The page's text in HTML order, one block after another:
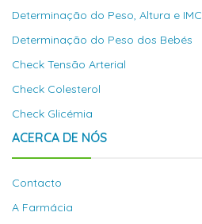
Determinação do Peso, Altura e IMC
Determinação do Peso dos Bebés
Check Tensão Arterial
Check Colesterol
Check Glicémia
ACERCA DE NÓS
Contacto
A Farmácia